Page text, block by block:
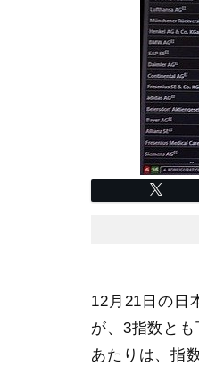
12月21日の日
が、 3指数とも
あたりは、指